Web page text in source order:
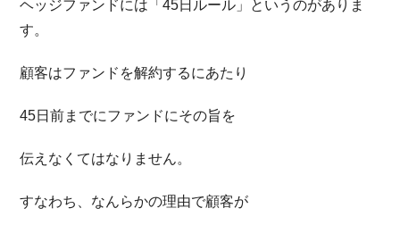
ヘッジファンドには「45日ルール」というのがありま
す。
顧客はファンドを解約するにあたり
45日前までにファンドにその旨を
伝えなくてはなりません。
すなわち、なんらかの理由で顧客が